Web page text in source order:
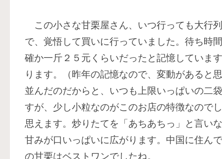
この小さな甘栗屋さん、いつ行っても大行
で、覚悟して買いに行っていました。待ち時
確か一斤２５元くらいだったと記憶していま
ります。（昨年の記憶なので、変動があると
並んだのだからと、いつも上限いっぱいの二
すが、少し小粒なのがこのお店の特徴なので
思えます。炒りたてを「あちあちっ」と言い
甘みが口いっぱいに広がります。中国に住ん
の甘栗はベストワンでしたね。